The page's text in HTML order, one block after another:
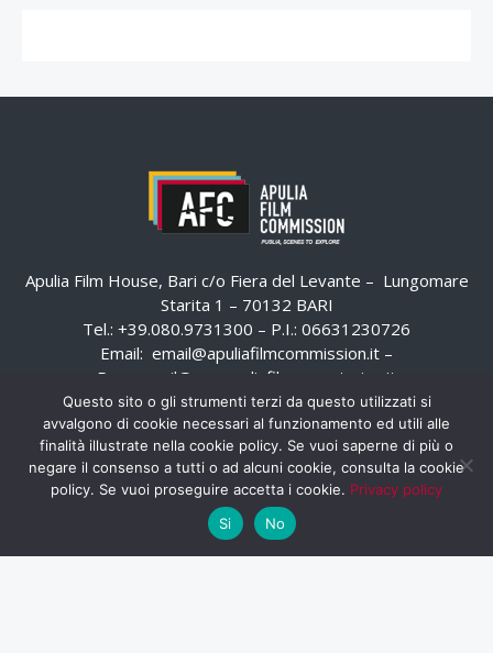
Apulia Film House, Bari c/o Fiera del Levante – Lungomare
Starita 1 – 70132 BARI
Tel.: +39.080.9731300 – P.I.: 06631230726
Email: email@apuliafilmcommission.it –
Pec:
email@pec.apuliafilmcommission.it
Questo sito o gli strumenti terzi da questo utilizzati si
avvalgono di cookie necessari al funzionamento ed utili alle
finalità illustrate nella cookie policy. Se vuoi saperne di più o
negare il consenso a tutti o ad alcuni cookie, consulta la cookie
policy. Se vuoi proseguire accetta i cookie. Privacy policy
Si
No